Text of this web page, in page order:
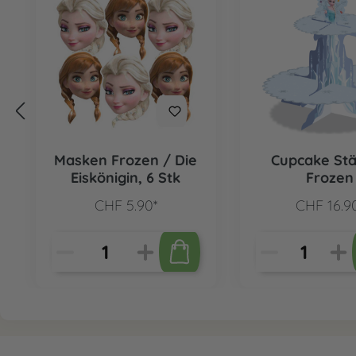
Masken Frozen / Die
Eiskönigin, 6 Stk
CHF 5.90*
Cupcake
Frozen
CHF